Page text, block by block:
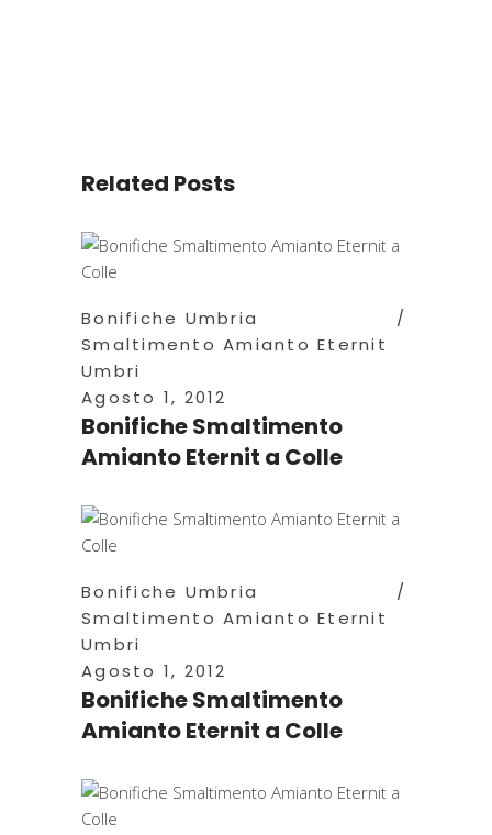
Related Posts
Bonifiche Umbria
Smaltimento Amianto Eternit
Umbri
Agosto 1, 2012
Bonifiche Smaltimento
Amianto Eternit a Colle
Bonifiche Umbria
Smaltimento Amianto Eternit
Umbri
Agosto 1, 2012
Bonifiche Smaltimento
Amianto Eternit a Colle